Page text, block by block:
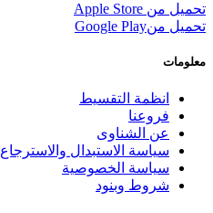
تحميل من Apple Store
تحميل منGoogle Play
معلومات
انظمة التقسيط
فروعنا
عن الشناوى
سياسة الاستبدال والاسترجاع
سياسة الخصوصية
شروط وبنود